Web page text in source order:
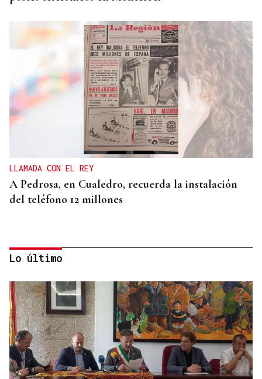
LLAMADA CON EL REY
A Pedrosa, en Cualedro, recuerda la instalación
del teléfono 12 millones
OU-1018
Lo último